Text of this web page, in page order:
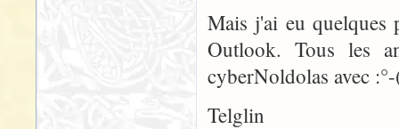
Mais j'ai eu quelques
Outlook. Tous les
cyberNoldolas avec
Telglin